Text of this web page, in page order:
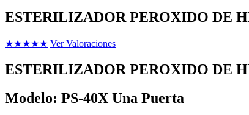
ESTERILIZADOR PEROXIDO DE
★★★★★ Ver Valoraciones
ESTERILIZADOR PEROXIDO DE
Modelo: PS-40X Una Puerta